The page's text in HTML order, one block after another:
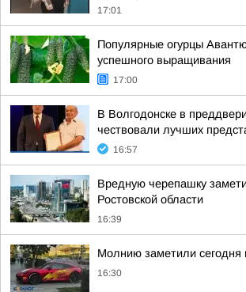
17:01
Популярные огурцы
успешного выращивания
17:00
В Волгодонске в
чествовали лучших
16:57
Вредную черепашку
Ростовской области
16:39
Молнию заметили сегодня
16:30